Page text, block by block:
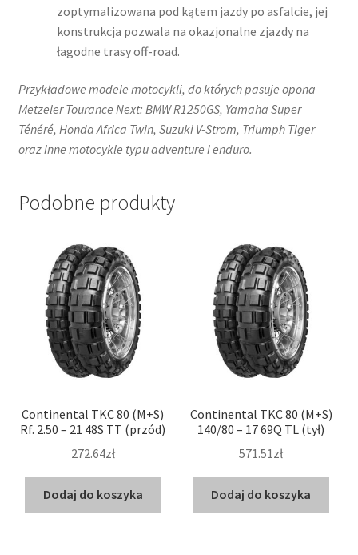
zoptymalizowana pod kątem jazdy po asfalcie, jej
konstrukcja pozwala na okazjonalne zjazdy na
łagodne trasy off-road.​
Przykładowe modele motocykli, do których pasuje opona
Metzeler Tourance Next: BMW R1250GS, Yamaha Super
Ténéré, Honda Africa Twin, Suzuki V-Strom, Triumph Tiger
oraz inne motocykle typu adventure i enduro.
Podobne produkty
Continental TKC 80 (M+S)
Rf. 2.50 – 21 48S TT (przód)
272.64zł
Dodaj do koszyka
Continental TKC 80 (M+S)
140/80 – 17 69Q TL (tył)
571.51zł
Dodaj do koszyka